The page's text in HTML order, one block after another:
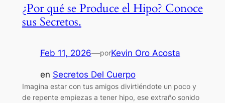
¿Por qué se Produce el Hipo? Conoce
sus Secretos.
Feb 11, 2026—porKevin Oro Acosta
en Secretos Del Cuerpo
Imagina estar con tus amigos divirtiéndote un poco y
de repente empiezas a tener hipo, ese extraño sonido